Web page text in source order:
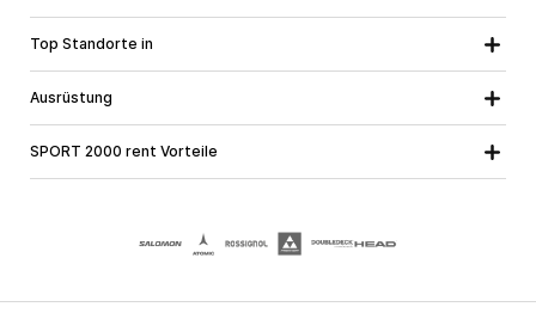
Top Standorte in
Steiermark
Vorarlberg
Ausrüstung
SPORT 2000 rent Vorteile